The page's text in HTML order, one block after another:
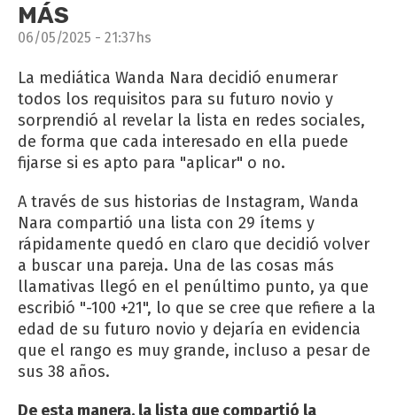
MÁS
06/05/2025 - 21:37hs
La mediática Wanda Nara decidió enumerar
todos los requisitos para su futuro novio y
sorprendió al revelar la lista en redes sociales,
de forma que cada interesado en ella puede
fijarse si es apto para "aplicar" o no.
A través de sus historias de Instagram, Wanda
Nara compartió una lista con 29 ítems y
rápidamente quedó en claro que decidió volver
a buscar una pareja. Una de las cosas más
llamativas llegó en el penúltimo punto, ya que
escribió "-100 +21", lo que se cree que refiere a la
edad de su futuro novio y dejaría en evidencia
que el rango es muy grande, incluso a pesar de
sus 38 años.
De esta manera, la lista que compartió la